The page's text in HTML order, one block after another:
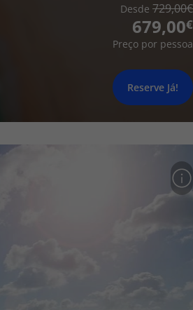
Desde 729,00
679,00
Preço por pessoa
Reserve Já!